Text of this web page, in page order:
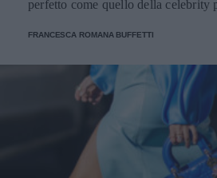
perfetto come quello della celebrity
FRANCESCA ROMANA BUFFETTI